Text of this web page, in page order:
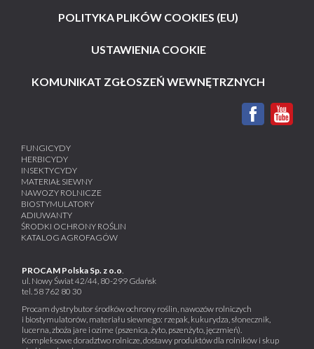
POLITYKA PLIKÓW COOKIES (EU)
USTAWIENIA COOKIE
KOMUNIKAT ZGŁOSZEŃ WEWNĘTRZNYCH
FUNGICYDY
HERBICYDY
INSEKTYCYDY
MATERIAŁ SIEWNY
NAWOZY ROLNICZE
BIOSTYMULATORY
ADIUWANTY
ŚRODKI OCHRONY ROŚLIN
KATALOG AGROFAGÓW
PROCAM Polska Sp. z o.o.
ul. Nowy Świat 42/44, 80-299 Gdańsk
tel. 58 762 80 30
Procam dystrybutor środków ochrony roślin, nawozów rolniczych
i biostymulatorów, materiału siewnego: rzepak, kukurydza, słonecznik,
lucerna, zboża jare i ozime (pszenica, żyto, pszenżyto, jęczmień).
Kompleksowe doradztwo rolnicze, dostawy produktów dla rolników i skup